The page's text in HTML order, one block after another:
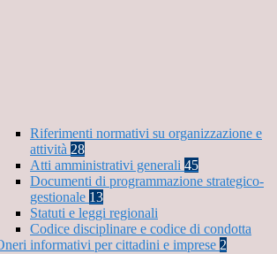
Riferimenti normativi su organizzazione e
attività 28
Atti amministrativi generali 45
Documenti di programmazione strategico-
gestionale 13
Statuti e leggi regionali
Codice disciplinare e codice di condotta
informativi per cittadini e imprese 2